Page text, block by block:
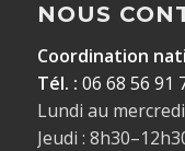
NOUS
Coordination
Tél. : 06 68 56 91
Lundi au
Jeudi :